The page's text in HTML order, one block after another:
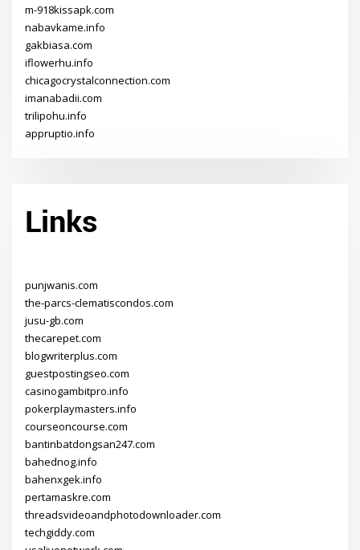
m-918kissapk.com
nabavkame.info
gakbiasa.com
iflowerhu.info
chicagocrystalconnection.com
imanabadii.com
trilipohu.info
appruptio.info
Links
punjwanis.com
the-parcs-clematiscondos.com
jusu-gb.com
thecarepet.com
blogwriterplus.com
guestpostingseo.com
casinogambitpro.info
pokerplaymasters.info
courseoncourse.com
bantinbatdongsan247.com
bahednog.info
bahenxgek.info
pertamaskre.com
threadsvideoandphotodownloader.com
techgiddy.com